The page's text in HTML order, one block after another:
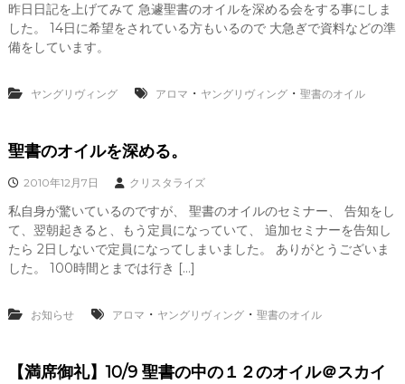
人
生
L
E
（
具
現
し
だ
昨日日記を上げてみて 急遽聖書のオイルを深める会をする事にしま
した。 14日に希望をされている方もいるので 大急ぎで資料などの準
備をしています。
ヤングリヴィング アロマ ・ ヤングリヴィング・ 聖書のオイル
聖書のオイルを深める。
2010年12月7日 クリスタライズ
私自身が驚いているのですが、 聖書のオイルのセミナー、 告知をし
て、翌朝起きると、もう定員になっていて、 追加セミナーを告知し
たら 2日しないで定員になってしまいました。 ありがとうございま
した。 100時間とまでは行き […]
お知らせ アロマ ・ ヤングリヴィング・ 聖書のオイル
【満席御礼】10/9 聖書の中の１２のオイル＠スカイ